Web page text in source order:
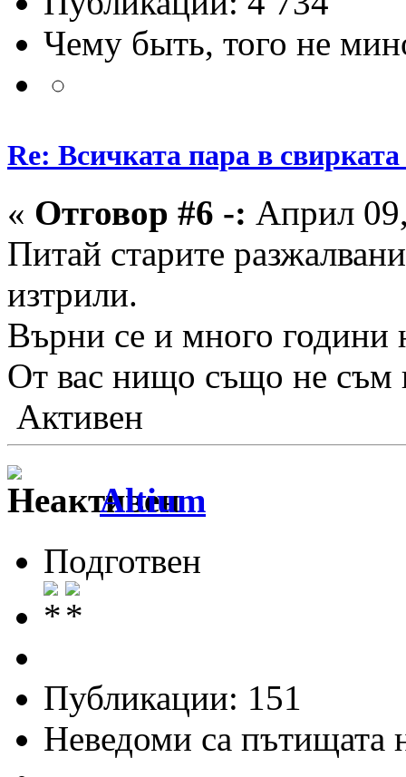
Чему быть, того не
Re: Всичката пара в свирката
« Отговор #6 -: Април
Питай старите
изтрили.
Върни се и много години
От вас нищо също не съм
Активен
Altium
Подготвен
Публикации: 151
Неведоми са пътищата